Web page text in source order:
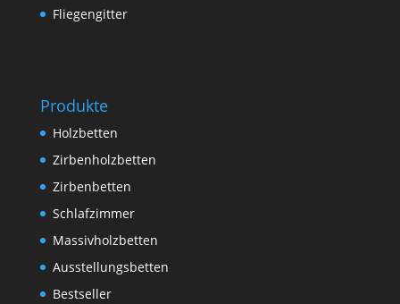
Fliegengitter
Produkte
Holzbetten
Zirbenholzbetten
Zirbenbetten
Schlafzimmer
Massivholzbetten
Ausstellungsbetten
Bestseller